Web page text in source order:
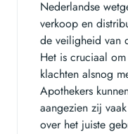
Nederlandse
verkoop en
de veiligheid van
Het is cruciaal
klachten alsnog
Apothekers
aangezien zij
over het juiste